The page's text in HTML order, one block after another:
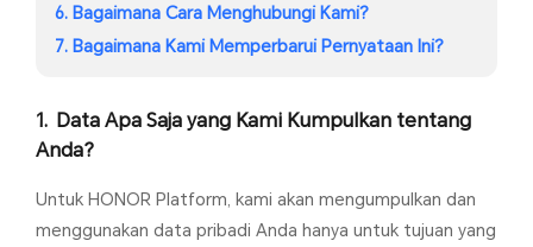
6. Bagaimana Cara Menghubungi Kami?
7. Bagaimana Kami Memperbarui Pernyataan Ini?
Data Apa Saja yang Kami Kumpulkan tentang
Anda?
Untuk HONOR Platform, kami akan mengumpulkan dan
menggunakan data pribadi Anda hanya untuk tujuan yang